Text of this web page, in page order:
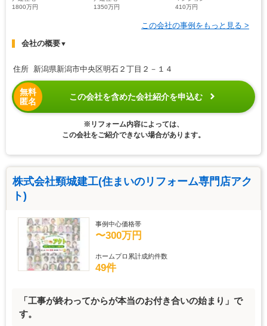
1800万円
1350万円
410万円
この会社の事例をもっと見る >
会社の概要▼
住所 新潟県新潟市中央区明石２丁目２－１４
無料
匿名
この会社を含めた会社紹介を申込む
※リフォーム内容によっては、
この会社をご紹介できない場合があります。
株式会社頸城建工(住まいのリフォーム専門店アク
ト)
事例中心価格帯
〜300万円
ホームプロ累計成約件数
49件
「工事が終わってからが本当のお付き合いの始まり」で
す。